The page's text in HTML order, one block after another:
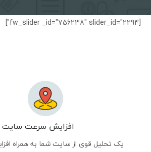
[fw_slider _id="756238" slider_id="2294"]
افزایش سرعت سایت
یک تحلیل قوی از سایت شما به همراه